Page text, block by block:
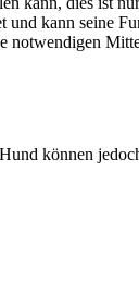
kann seine
können